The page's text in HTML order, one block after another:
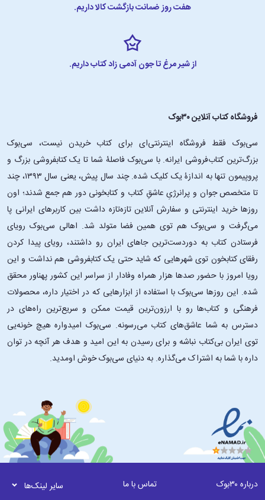
هفت روز ضمانت بازگشت کالا داریم.
از شیر مرغ تا جون آدمی زاد کتاب داریم.
فروشگاه کتاب آنلاین ۳۰بوک
سی‌بوک فقط فروشگاه اینترنتی‌ای برای کتاب خریدن نیست، سی‌بوک
بزرگ‌ترین کتاب‌فروشی ایرانه. با سی‌بوک فاصلۀ شما تا یک کتابفروشی بزرگ و
پروپیمون تنها به اندازۀ یک کلیک شده. چند سال پیش، یعنی سال ۱۳۹۳، چند
تا متخصص جوان و پرانرژیِ عاشقِ کتاب و کتابخونی دور هم جمع شدند؛ اون‌
روزها خرید اینترنتی و سفارش آنلاین تازه‌تازه داشت بین کاربرهای ایرانی پا
می‌گرفت و سی‌بوک هم توی همین فضا متولد شد. اهالی سی‌بوک رویای
فرستادن کتاب به دوردست‌ترین جاهای ایران رو داشتند، رویای پیدا کردن
رفقای کتابخون توی شهرهایی که شاید حتی یک کتابفروشی هم نداشت و این
رویا امروز با حضور صدها هزار همراه وفادار از سراسر این کشور پهناور محقق
شده. این ‌روزها سی‌بوک با استفاده از ابزارهایی که در اختیار داره، محصولات
فرهنگی و کتاب‌ها رو با ارزون‌ترین قیمت ممکن و سریع‌ترین راه‌های در
دسترس به شما عاشق‌های کتاب می‌رسونه. سی‌بوک امیدواره هیچ خونه‌یی
توی ایران بی‌کتاب نباشه و برای رسیدن به این امید و هدف هر آنچه در توان
داره با شما به اشتراک می‌گذاره. به دنیای سی‌بوک خوش اومدید.
درباره ۳۰بوک تماس با ما سایر لینک‌ها